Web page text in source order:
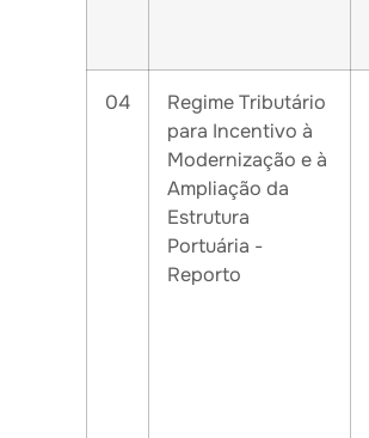
04
Regime Tributário
para Incentivo à
Modernização e à
Ampliação da
Estrutura
Portuária -
Reporto